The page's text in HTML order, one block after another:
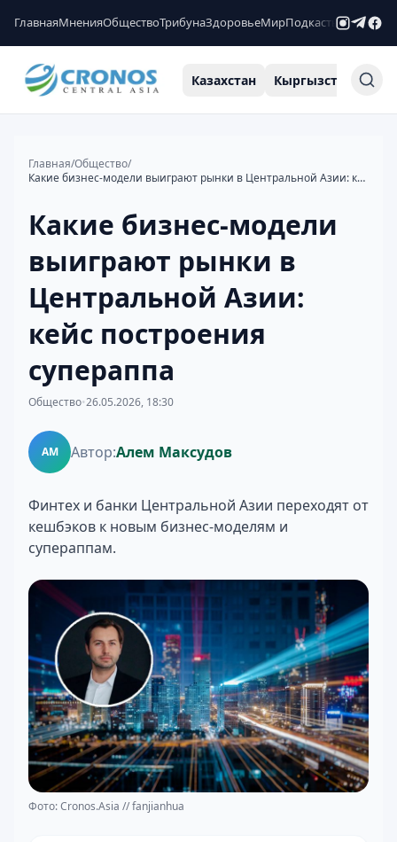
ГлавнаяМненияОбществоТрибунаЗдоровьеМирПодкастыРейтинги
Казахстан Кыргызстан
Главная/Общество/
Какие бизнес-модели выиграют рынки в Центральной Азии: кейс построения супераппа
Какие бизнес-модели
выиграют рынки в
Центральной Азии:
кейс построения
супераппа
Общество•26.05.2026, 18:30
АМ Автор:Алем Максудов
Финтех и банки Центральной Азии переходят от
кешбэков к новым бизнес-моделям и
супераппам.
Фото: Cronos.Asia // fanjianhua